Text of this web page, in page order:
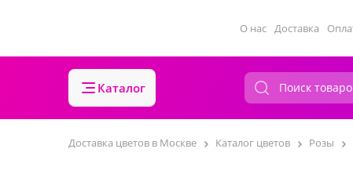
О нас Доставка
Каталог
Доставка цветов в Москве Каталог цветов Розы